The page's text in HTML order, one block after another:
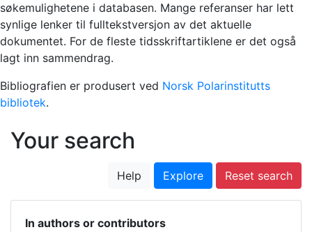
søkemulighetene i databasen. Mange referanser har lett
synlige lenker til fulltekstversjon av det aktuelle
dokumentet. For de fleste tidsskriftartiklene er det også
lagt inn sammendrag.
Bibliografien er produsert ved Norsk Polarinstitutts
bibliotek.
Your search
Help Explore Reset search
In authors or contributors